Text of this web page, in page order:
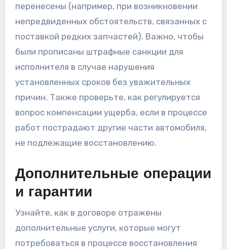
перенесены (например, при возникновении
непредвиденных обстоятельств, связанных с
поставкой редких запчастей). Важно, чтобы
были прописаны штрафные санкции для
исполнителя в случае нарушения
установленных сроков без уважительных
причин. Также проверьте, как регулируется
вопрос компенсации ущерба, если в процессе
работ пострадают другие части автомобиля,
не подлежащие восстановлению.
Дополнительные операции
и гарантии
Узнайте, как в договоре отражены
дополнительные услуги, которые могут
потребоваться в процессе восстановления